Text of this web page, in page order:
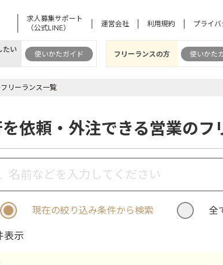
求人募集サポート
（公式LINE）
運営会社 利用規約 プライ
たい
使いかたガイド フリーランスの方 使いかた
リーランス一覧
依頼・外注できる営業のフ
現在の絞り込み条件から検索 全
表示